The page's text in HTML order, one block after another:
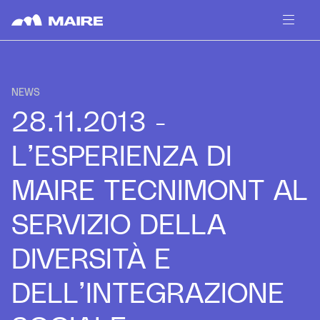
NEWS
28.11.2013 -
L’ESPERIENZA DI
MAIRE TECNIMONT AL
SERVIZIO DELLA
DIVERSITÀ E
DELL’INTEGRAZIONE